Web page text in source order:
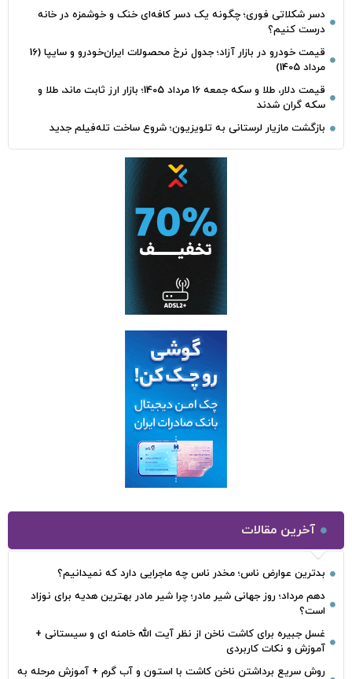
دسر شکلاتی فوری؛ چگونه یک دسر کافه‌ای خنک و خوشمزه در خانه
درست کنیم؟
قیمت خودرو در بازار آزاد؛ جدول نرخ محصولات ایران‌خودرو و سایپا (16
مرداد 1405)
قیمت دلار، طلا و سکه جمعه 16 مرداد 1405؛ بازار ارز ثابت ماند، طلا و
سکه گران شدند
بازگشت مازیار لرستانی به تلویزیون؛ شروع ساخت تله‌فیلم جدید
آخرین مقالات
بدترین عوارض ناس؛ مخدر ناس چه ماجرایی دارد که نمیدانیم؟
دهم مرداد؛ روز جهانی شیر مادر؛ چرا شیر مادر بهترین هدیه برای نوزاد
است؟
غسل جبیره برای کاشت ناخن از نظر آیت الله خامنه ای و سیستانی +
آموزش و نکات کاربردی
روش سریع برداشتن ناخن کاشت با استون و آب گرم + آموزش مرحله به